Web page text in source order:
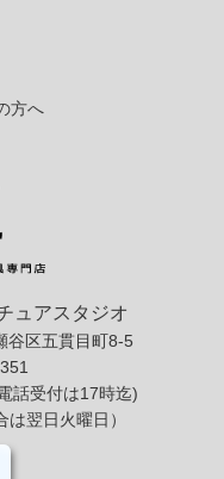
方へ
ュアスタジオ
谷区五貫目町8-5
話受付は17時迄)
翌日火曜日）